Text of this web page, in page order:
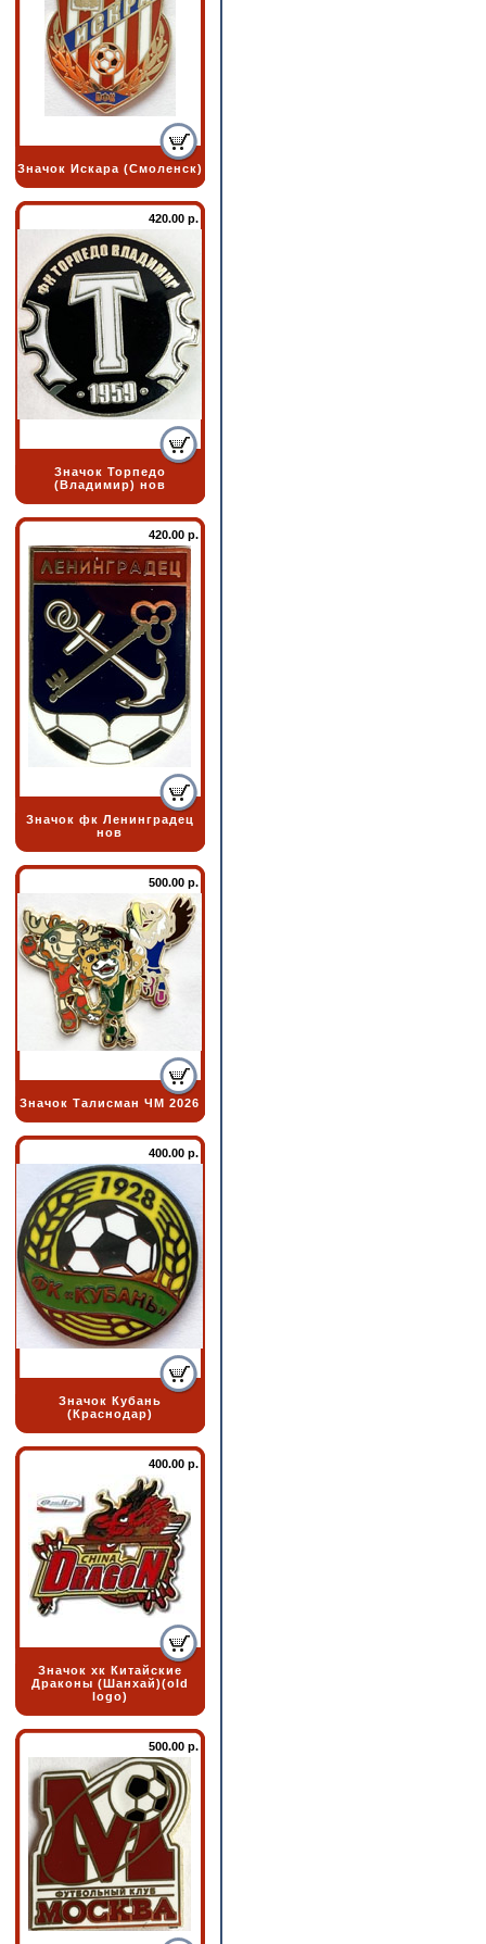
Значок Искара (Смоленск)
420.00 р.
Значок Торпедо
(Владимир) нов
420.00 р.
Значок фк Ленинградец
нов
500.00 р.
Значок Талисман ЧМ 2026
400.00 р.
Значок Кубань
(Краснодар)
400.00 р.
Значок хк Китайские
Драконы (Шанхай)(old
logo)
500.00 р.